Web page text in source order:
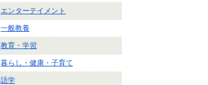
エンターテイメント
一般教養
教育・学習
暮らし・健康・子育て
語学